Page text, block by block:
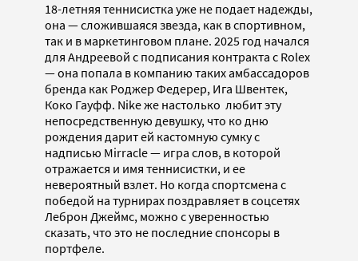
18-летняя теннисистка уже не подает надежды,
она — сложившаяся звезда, как в спортивном,
так и в маркетинговом плане. 2025 год начался
для Андреевой с подписания контракта с Rolex
— она попала в компанию таких амбассадоров
бренда как Роджер Федерер, Ига Швентек,
Коко Гауфф. Nike же настолько любит эту
непосредственную девушку, что ко дню
рождения дарит ей кастомную сумку с
надписью Mirracle — игра слов, в которой
отражается и имя теннисистки, и ее
невероятный взлет. Но когда спортсмена с
победой на турнирах поздравляет в соцсетях
Леброн Джеймс, можно с уверенностью
сказать, что это не последние спонсоры в
портфеле.